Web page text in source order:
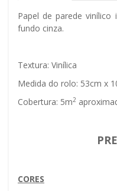
Papel de parede
fundo cinza.
Textura: Vinílica
Medida do rolo: 53cm x
Cobertura: 5m2
CORES